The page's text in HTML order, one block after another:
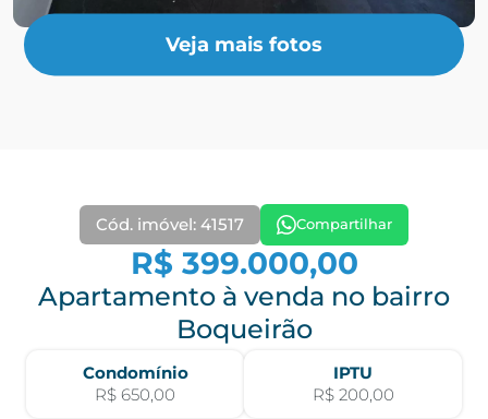
Veja mais fotos
Cód. imóvel: 41517 Compartilhar
R$ 399.000,00
Apartamento à venda no bairro
Boqueirão
Condomínio
R$ 650,00
IPTU
R$ 200,00